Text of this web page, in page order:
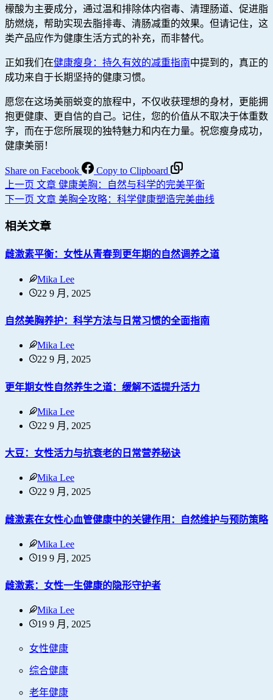
檬酸为主要成分，通过温和排除体内宿毒、清理肠道、促进脂
肪燃烧，帮助实现去脂排毒、清肠减重的效果。但请记住，这
类产品应作为健康生活方式的补充，而非替代。
正如我们在健康瘦身：持久有效的减重指南中提到的，真正的
成功来自于长期坚持的健康习惯。
愿您在这场美丽蜕变的旅程中，不仅收获理想的身材，更能拥
抱更健康、更自信的自己。记住，您的价值从不取决于体重数
字，而在于您所展现的独特魅力和内在力量。祝您瘦身成功，
健康美丽！
Share on Facebook
Copy to Clipboard
上一页 文章 健康美胸：自然与科学的完美平衡
下一页 文章 美胸全攻略：科学健康塑造完美曲线
相关文章
雌激素平衡：女性从青春到更年期的自然调养之道
Mika Lee
22 9 月, 2025
自然美胸养护：科学方法与日常习惯的全面指南
Mika Lee
22 9 月, 2025
更年期女性自然养生之道：缓解不适提升活力
Mika Lee
22 9 月, 2025
大豆：女性活力与抗衰老的日常营养秘诀
Mika Lee
22 9 月, 2025
雌激素在女性心血管健康中的关键作用：自然维护与预防策略
Mika Lee
19 9 月, 2025
雌激素：女性一生健康的隐形守护者
Mika Lee
19 9 月, 2025
女性健康
综合健康
老年健康